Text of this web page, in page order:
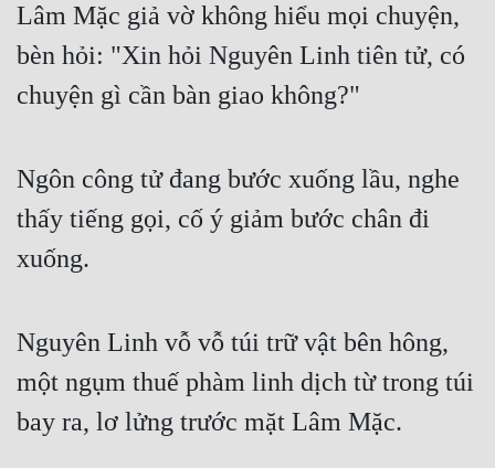
Truyện Convert
Truyện Dịch
Truyện Nhập Môn
Xa Lộ Dịch
Cung Đấu
Cổ Tiên Hiệp
Lâm Mặc giả vờ không hiểu mọi chuyện,
bèn hỏi: "Xin hỏi Nguyên Linh tiên tử, có
chuyện gì cần bàn giao không?"
Ngôn công tử đang bước xuống lầu, nghe
thấy tiếng gọi, cố ý giảm bước chân đi
xuống.
Nguyên Linh vỗ vỗ túi trữ vật bên hông,
một ngụm thuế phàm linh dịch từ trong túi
bay ra, lơ lửng trước mặt Lâm Mặc.